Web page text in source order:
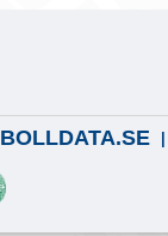
BOLLDATA.SE